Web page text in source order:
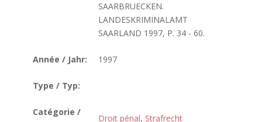
SAARBRUECKEN.
LANDESKRIMINALAMT
SAARLAND 1997, P. 34 - 60.
Année / Jahr: 1997
Type / Typ:
Catégorie /
Droit pénal, Strafrecht